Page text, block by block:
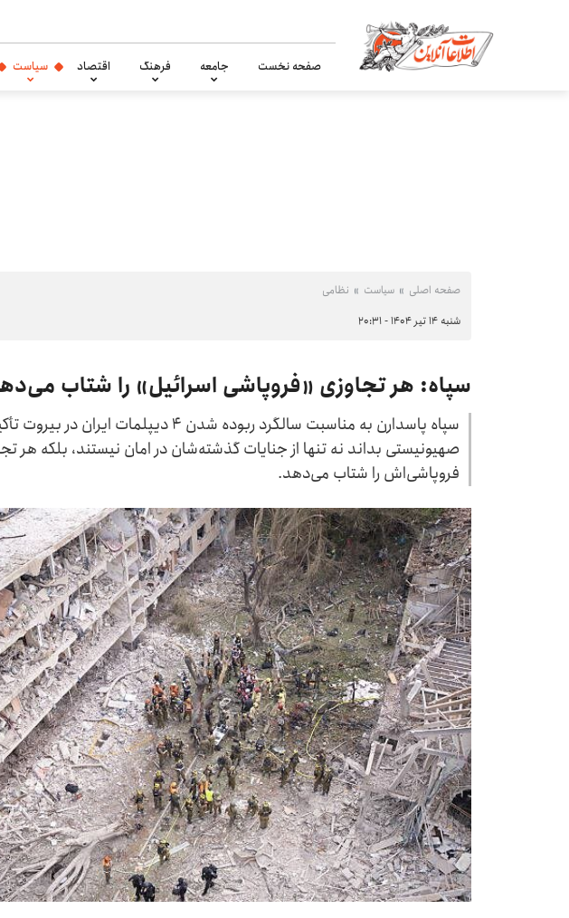
صفحه نخست جامعه فرهنگ اقتصاد سیاست
صفحه اصلی سیاست نظامی
شنبه ۱۴ تیر ۱۴۰۴ - ۲۰:۳۱
سپاه: هر تجاوزی «فروپاشی اسرائیل» را شتاب
سپاه پاسدارن به مناسبت سالگرد ربوده شدن ۴ دیپلمات
صهیونیستی بداند نه تنها از جنایات گذشته‌شان در امان نیستند، بلکه هر
فروپاشی‌اش را شتاب می‌دهد.